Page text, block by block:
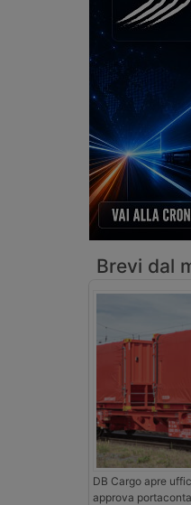
Brevi dal
DB Cargo apre
approva